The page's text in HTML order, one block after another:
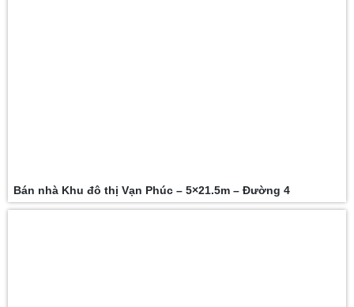
Bán nhà Khu đô thị Vạn Phúc – 5×21.5m – Đường 4